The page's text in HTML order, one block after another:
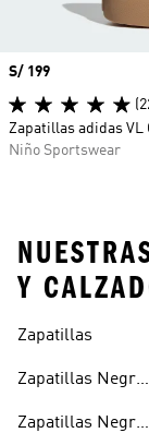
Precio
S/ 199
Zapatillas adidas VL
Niño Sportswear
Y
Zapatillas
Zapatillas Negras
Zapatillas Negras